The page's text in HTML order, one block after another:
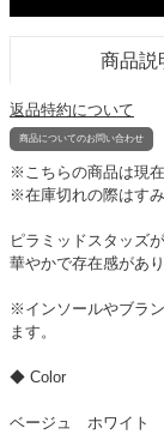
商品説
返品特約について
商品についてのお問い合わせ
※こちらの商品は現
※在庫切れの際はす
ピラミッドスタッズ
華やかで存在感があ
※インソールやブラ
ます。
◆ Color
ベージュ ホワイト